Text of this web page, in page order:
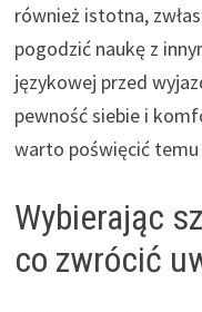
również istotna,
pogodzić naukę z
językowej przed
pewność siebie i
warto poświęcić
Wybierając
co zwrócić